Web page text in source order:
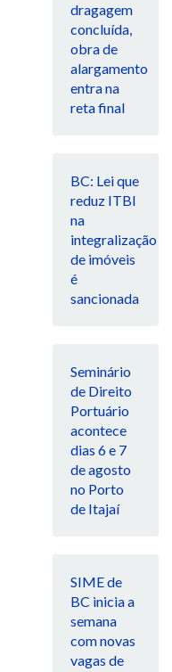
dragagem
concluída,
obra de
alargamento
entra na
reta final
BC: Lei que
reduz ITBI
na
integralização
de imóveis
é
sancionada
Seminário
de Direito
Portuário
acontece
dias 6 e 7
de agosto
no Porto
de Itajaí
SIME de
BC inicia a
semana
com novas
vagas de